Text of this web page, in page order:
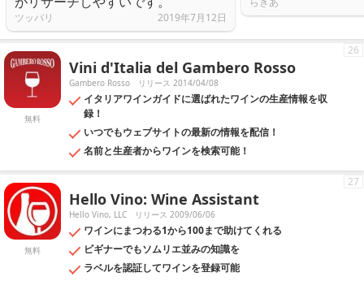
ツッパリ 2019年7月12日
無料
Vini d'Italia del Gambero Rosso
Gambero Rosso リリース 2014/04/08
イタリアワインガイドに選ばれたワインの生産情報を収
録！
いつでもウェブサイトの最新の情報を配信！
名前と生産者からワインを検索可能！
26
無料
Hello Vino: Wine Assistant
Hello Vino, LLC リリース 2009/06/06
ワインにまつわる1から100まで助けてくれる
ビギナーでもソムリエ並みの知識を
ラベルを認証してワインを登録可能
27